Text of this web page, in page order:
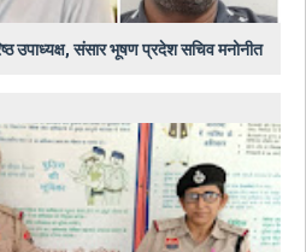
उपाध्यक्ष, संसार भूषण प्रदेश सचिव मनोनीत